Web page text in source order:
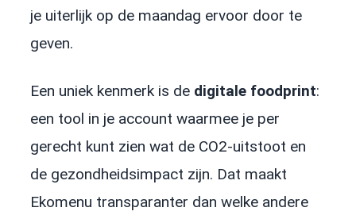
je uiterlijk op de maandag ervoor door te
geven.
Een uniek kenmerk is de digitale foodprint:
een tool in je account waarmee je per
gerecht kunt zien wat de CO2-uitstoot en
de gezondheidsimpact zijn. Dat maakt
Ekomenu transparanter dan welke andere